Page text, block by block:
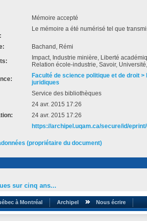
Mémoire accepté
Le mémoire a été numérisé tel que
Bachand, Rémi
Impact, Industrie minière, Liberté
Relation école-industrie, Savoir,
Faculté de science politique et de droit
juridiques
Service des bibliothèques
24 avr. 2015 17:26
24 avr. 2015 17:26
https://archipel.uqam.ca/secure/id/
(propriétaire du document)
sur cinq ans...
à Montréal Archipel Nous écrire